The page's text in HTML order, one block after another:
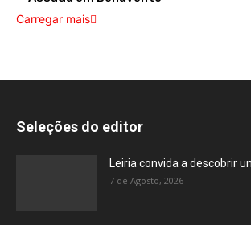
Carregar mais
Seleções do editor
Leiria convida a descobrir
7 de Agosto, 2026